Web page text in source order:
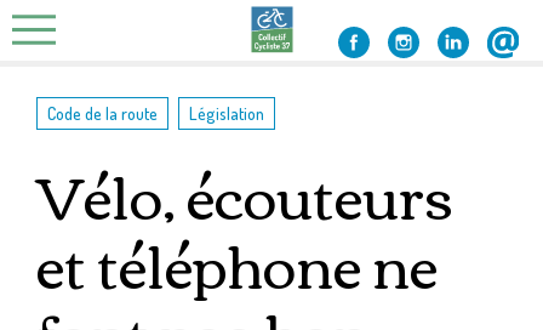
Skip
to
Code de la route Législation
Vélo, écouteurs
et téléphone ne